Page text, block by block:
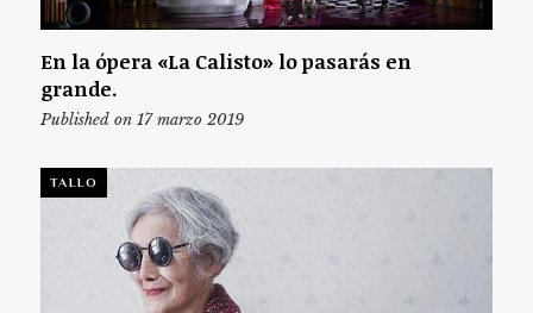
En la ópera «La Calisto» lo pasarás en
grande.
Published on 17 marzo 2019
TALLO